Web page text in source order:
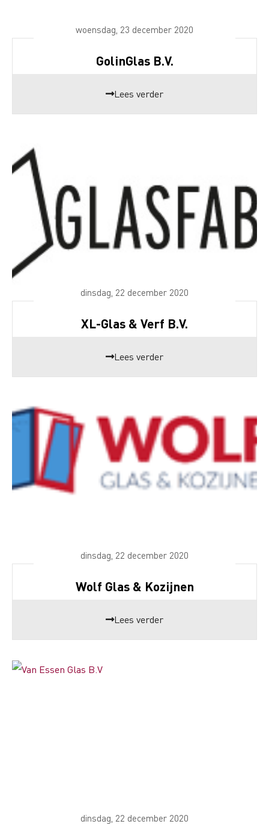
woensdag, 23 december 2020
GolinGlas B.V.
Lees verder
dinsdag, 22 december 2020
XL-Glas & Verf B.V.
Lees verder
dinsdag, 22 december 2020
Wolf Glas & Kozijnen
Lees verder
dinsdag, 22 december 2020